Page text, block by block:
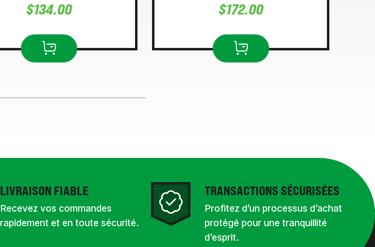
$134.00 $172.00
LIVRAISON FIABLE
Recevez vos commandes
rapidement et en toute sécurité.
TRANSACTIONS SÉCURISÉES
Profitez d’un processus d’achat
protégé pour une tranquillité
d’esprit.